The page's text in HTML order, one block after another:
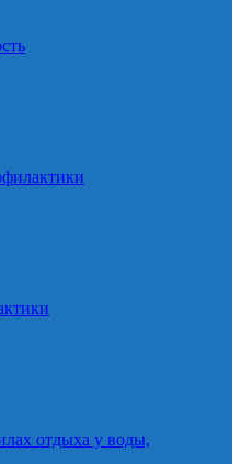
отдыха у воды,